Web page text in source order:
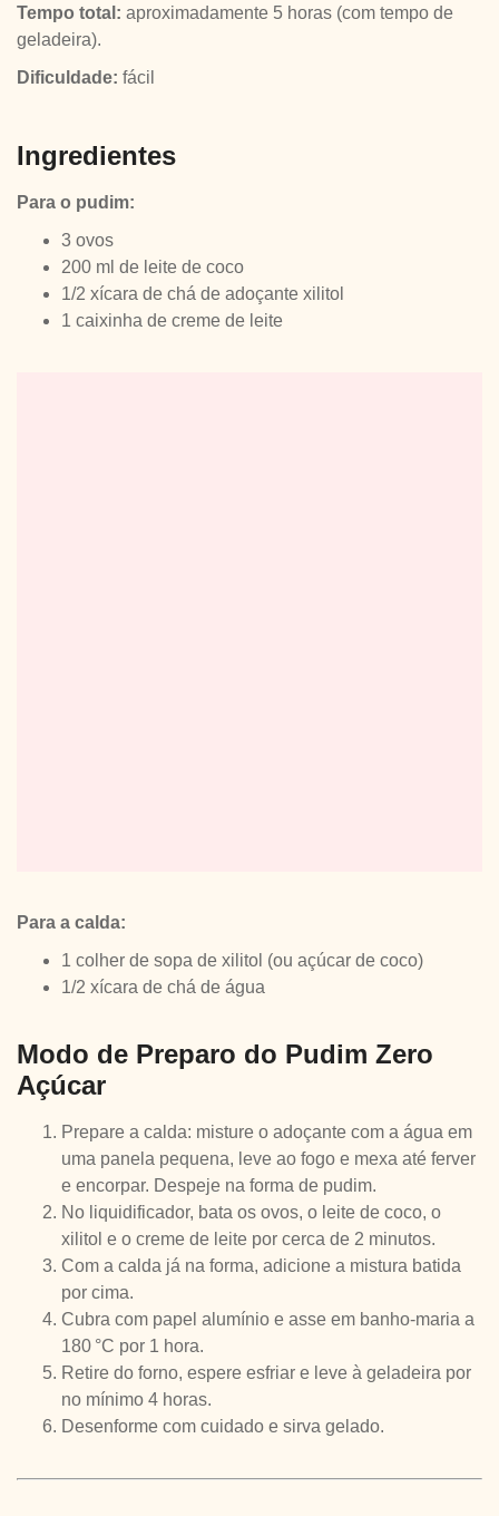
Tempo total: aproximadamente 5 horas (com tempo de
geladeira).
Dificuldade: fácil
Ingredientes
Para o pudim:
3 ovos
200 ml de leite de coco
1/2 xícara de chá de adoçante xilitol
1 caixinha de creme de leite
Para a calda:
1 colher de sopa de xilitol (ou açúcar de coco)
1/2 xícara de chá de água
Modo de Preparo do Pudim Zero
Açúcar
Prepare a calda: misture o adoçante com a água em
uma panela pequena, leve ao fogo e mexa até ferver
e encorpar. Despeje na forma de pudim.
No liquidificador, bata os ovos, o leite de coco, o
xilitol e o creme de leite por cerca de 2 minutos.
Com a calda já na forma, adicione a mistura batida
por cima.
Cubra com papel alumínio e asse em banho-maria a
180 °C por 1 hora.
Retire do forno, espere esfriar e leve à geladeira por
no mínimo 4 horas.
Desenforme com cuidado e sirva gelado.